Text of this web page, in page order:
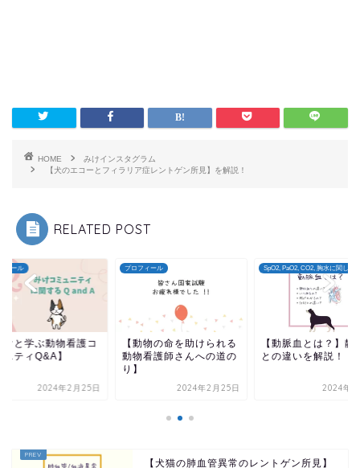
HOME
みけインスタグラム
【犬のエコーとフィラリア症レントゲン所見】を解説！
RELATED POST
ィール
けと学ぶ動物看護コ
ニティQ&A】
2024年2月25日
プロフィール
【動物の命を助けられる
動物看護師さんへの道の
り】
2024年2月25日
SpO2, PaO2, CO2, 胸水に関して
【動脈血とは？】静
との違いを解説！
2024年1
【犬猫の肺血管異常のレントゲン所見】